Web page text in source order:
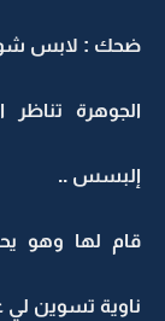
ضحك : لابس
الجوهرة تناظر
إلبسس ..
قام لها وهو
ناوية تسوين